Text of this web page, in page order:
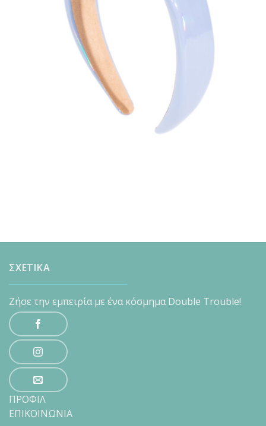
ΣΧΕΤΙΚΑ
Ζήσε την εμπειρία με ένα κόσμημα Double Trouble!
ΠΡΟΦΙΛ
ΕΠΙΚΟΙΝΩΝΙΑ